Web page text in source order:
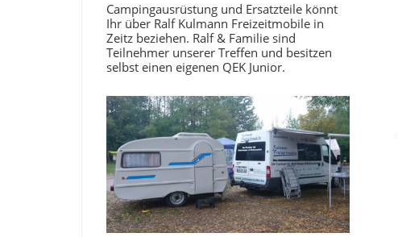
Campingausrüstung und Ersatzteile könnt
Ihr über Ralf Kulmann Freizeitmobile in
Zeitz beziehen. Ralf & Familie sind
Teilnehmer unserer Treffen und besitzen
selbst einen eigenen QEK Junior.